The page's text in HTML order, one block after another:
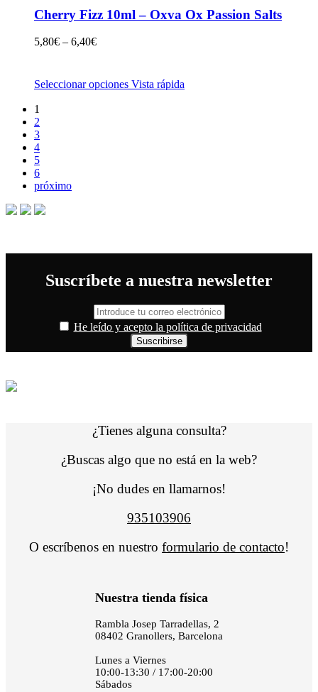
Cherry Fizz 10ml – Oxva Ox Passion Salts
5,80€ – 6,40€
Seleccionar opciones Vista rápida
1
2
3
4
5
6
próximo
Suscríbete a nuestra newsletter
He leído y acepto la política de privacidad
¿Tienes alguna consulta?
¿Buscas algo que no está en la web?
¡No dudes en llamarnos!
935103906
O escríbenos en nuestro formulario de contacto!
Nuestra tienda física
Rambla Josep Tarradellas, 2
08402 Granollers, Barcelona
Lunes a Viernes
10:00-13:30 / 17:00-20:00
Sábados